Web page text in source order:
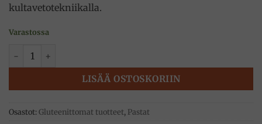
kultavetotekniikalla.
Varastossa
Lasagnelevy gluteeniton pasta 250g, Antico pastificio
LISÄÄ OSTOSKORIIN
Osastot: Gluteenittomat tuotteet, Pastat